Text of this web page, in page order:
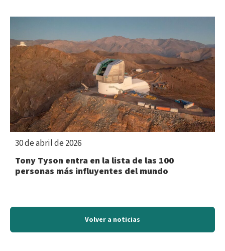
Tony Tyson entra en la lista de las 100
personas más influyentes del mundo
30 de abril de 2026
Volver a noticias